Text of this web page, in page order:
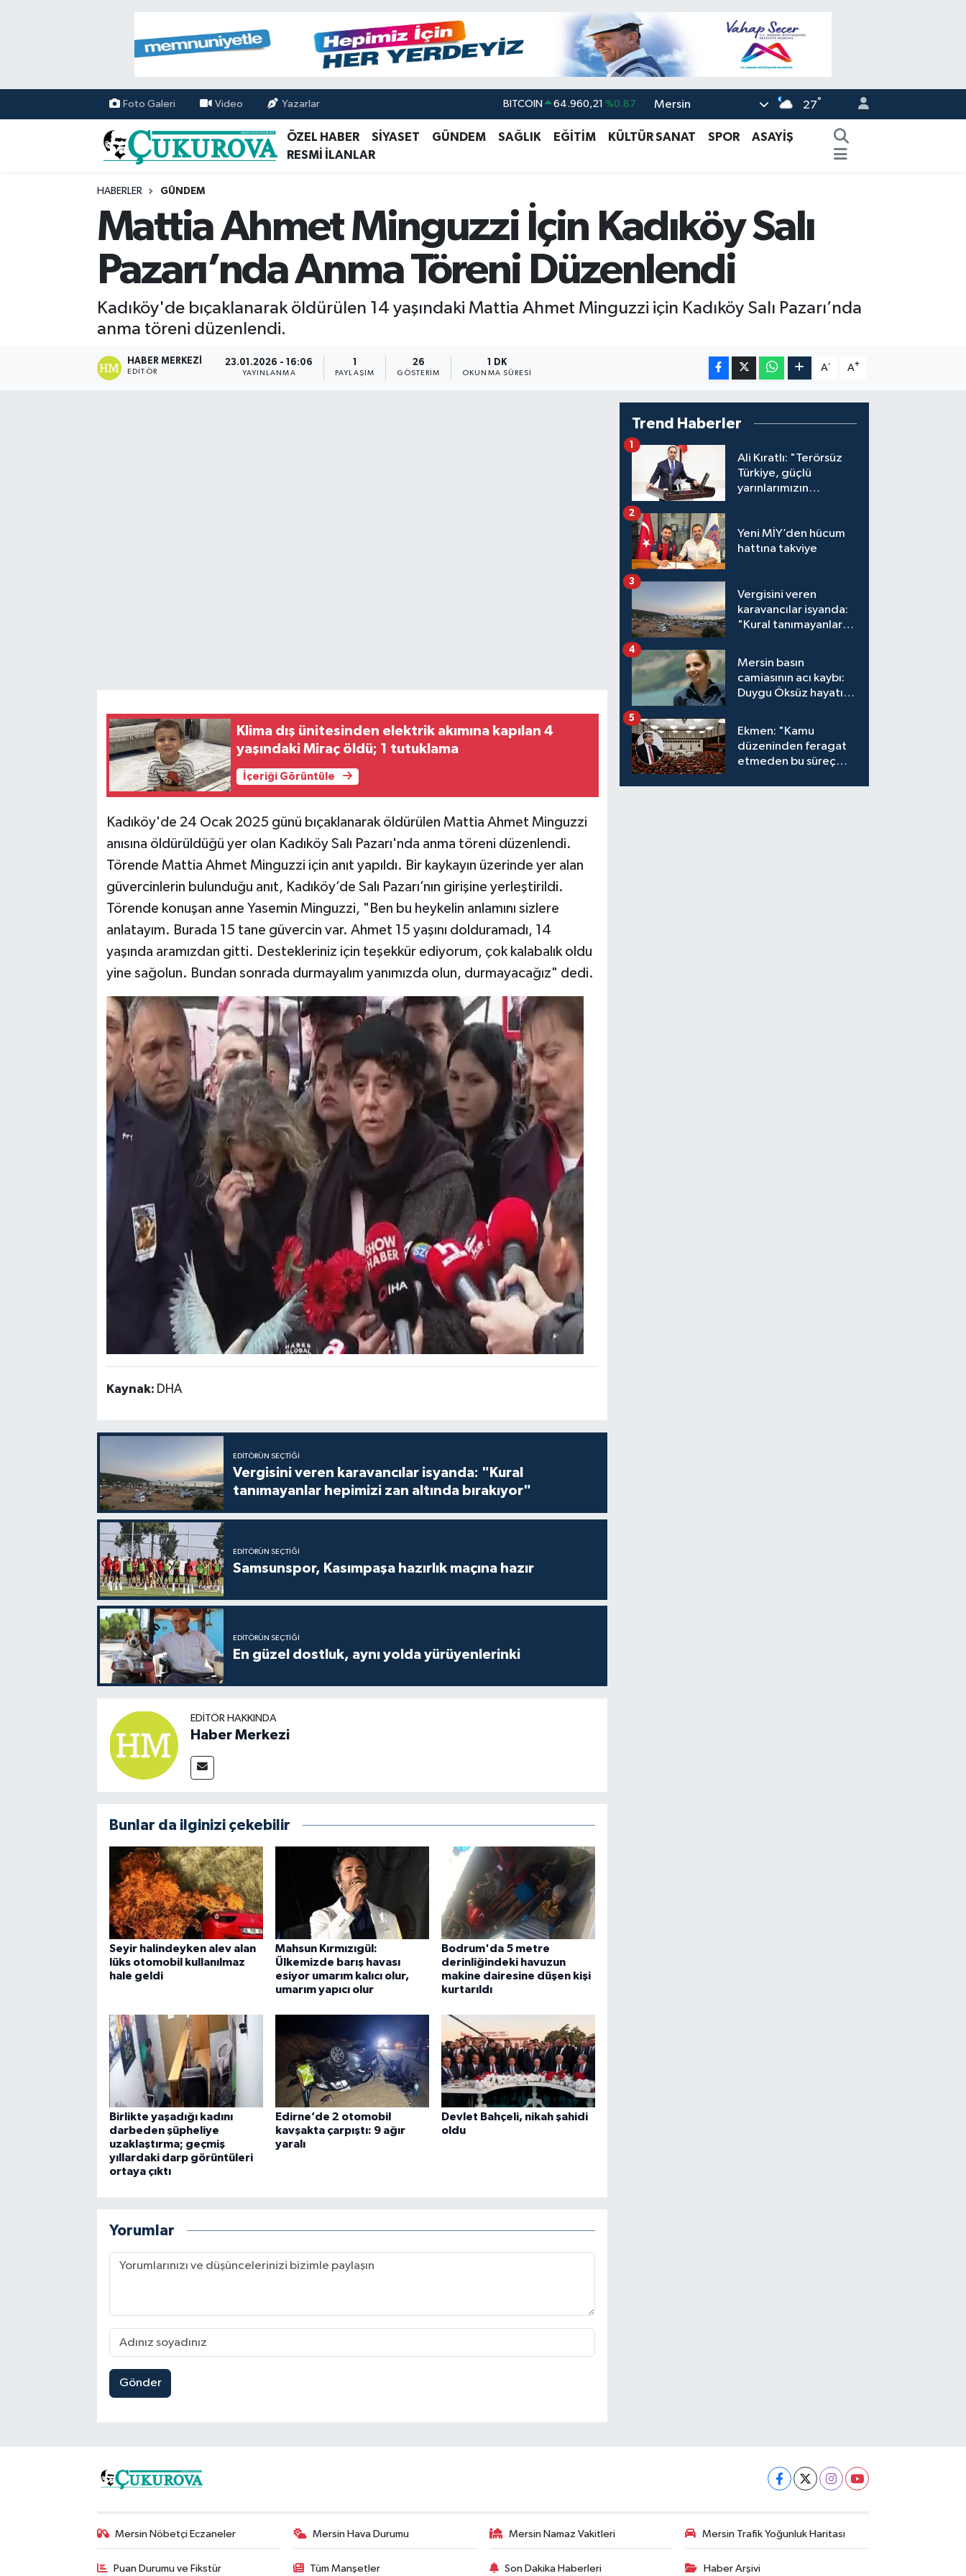
Foto Galeri Video Yazarlar BITCOIN 64.960,21 %0.87
DOLAR 47,7436 %0.18
GRAM ALTIN 6648.99
BİST100 13.779 %-14
Mersin 27°
ÖZEL HABER SİYASET GÜNDEM SAĞLIK EĞİTİM KÜLTÜR SANAT SPOR
ASAYİŞ
RESMİ İLANLAR
HABERLER GÜNDEM
Mattia Ahmet Minguzzi İçin Kadıköy Salı
Pazarı’nda Anma Töreni Düzenlendi
Kadıköy'de bıçaklanarak öldürülen 14 yaşındaki Mattia Ahmet Minguzzi için Kadıköy Salı Pazarı’nda
anma töreni düzenlendi.
HABER MERKEZI
EDITÖR
23.01.2026 - 16:06
YAYINLANMA PAYLAŞIM
26
GÖSTERIM
1 DK
OKUNMA SÜRESI
A- A+
Klima dış ünitesinden elektrik akımına kapılan 4
yaşındaki Miraç öldü; 1 tutuklama
İçeriği Görüntüle
Kadıköy'de 24 Ocak 2025 günü bıçaklanarak öldürülen Mattia Ahmet Minguzzi
anısına öldürüldüğü yer olan Kadıköy Salı Pazarı'nda anma töreni düzenlendi.
Törende Mattia Ahmet Minguzzi için anıt yapıldı. Bir kaykayın üzerinde yer alan
güvercinlerin bulunduğu anıt, Kadıköy’de Salı Pazarı’nın girişine yerleştirildi.
Törende konuşan anne Yasemin Minguzzi, "Ben bu heykelin anlamını sizlere
anlatayım. Burada 15 tane güvercin var. Ahmet 15 yaşını dolduramadı, 14
yaşında aramızdan gitti. Destekleriniz için teşekkür ediyorum, çok kalabalık oldu
yine sağolun. Bundan sonrada durmayalım yanımızda olun, durmayacağız" dedi.
Kaynak: DHA
EDITÖRÜN SEÇTIĞI
Vergisini veren karavancılar isyanda: "Kural
tanımayanlar hepimizi zan altında bırakıyor"
EDITÖRÜN SEÇTIĞI
Samsunspor, Kasımpaşa hazırlık maçına hazır
EDITÖRÜN SEÇTIĞI
En güzel dostluk, aynı yolda yürüyenlerinki
EDITÖR HAKKINDA
Haber Merkezi
Bunlar da ilginizi çekebilir
Seyir halindeyken alev alan
lüks otomobil kullanılmaz
hale geldi
Mahsun Kırmızıgül:
Ülkemizde barış havası
esiyor umarım kalıcı olur,
umarım yapıcı olur
Bodrum'da 5 metre
derinliğindeki havuzun
makine dairesine düşen kişi
kurtarıldı
Birlikte yaşadığı kadını
darbeden şüpheliye
uzaklaştırma; geçmiş
yıllardaki darp görüntüleri
ortaya çıktı
Edirne’de 2 otomobil
kavşakta çarpıştı: 9 ağır
yaralı
Devlet Bahçeli, nikah şahidi
oldu
Yorumlar
Gönder
Trend Haberler
Ali Kıratlı: "Terörsüz
Türkiye, güçlü
yarınlarımızın
1
Yeni MİY’den hücum
hattına takviye
2
Vergisini veren
karavancılar isyanda:
"Kural tanımayanlar
3
Mersin basın
camiasının acı kaybı:
Duygu Öksüz hayatını
4
Ekmen: "Kamu
düzeninden feragat
etmeden bu süreç
5
Mersin Nöbetçi Eczaneler Mersin Hava Durumu Mersin Namaz Vakitleri Mersin Trafik Yoğunluk Haritası
Puan Durumu ve Fikstür Tüm Manşetler Son Dakika Haberleri Haber Arşivi
Mersin Nöbetçi Eczaneler
Mersin Hava Durumu
Mersin Namaz Vakitleri
Mersin Trafik Yoğunluk Haritası
Tüm Manşetler
Son Dakika Haberleri
Haber Arşivi